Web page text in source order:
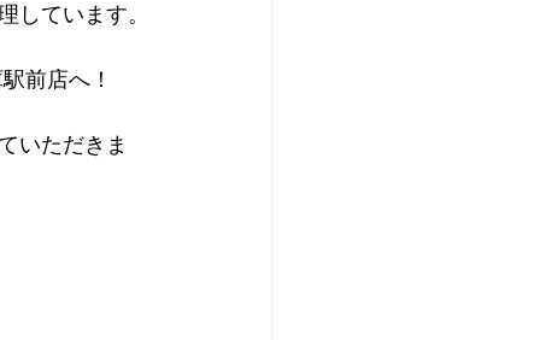
しています。
前店へ！
いただきま